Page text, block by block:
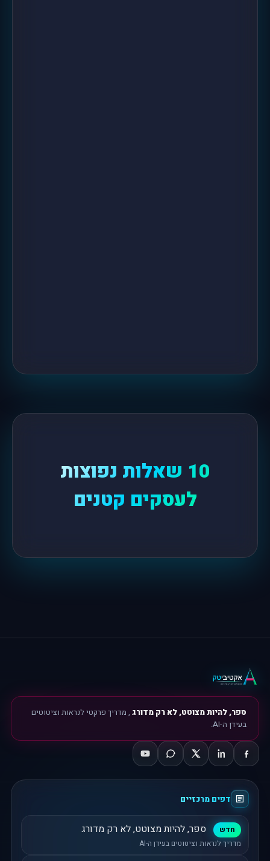
10 שאלות נפוצות
לעסקים קטנים
ספר, להיות מצוטט, לא רק מדורג , מדריך פרקטי לנראות וציטוטים
בעידן ה-AI.
דפים מרכזיים
חדש ספר, להיות מצוטט, לא רק מדורג
מדריך לנראות וציטוטים בעידן ה-AI